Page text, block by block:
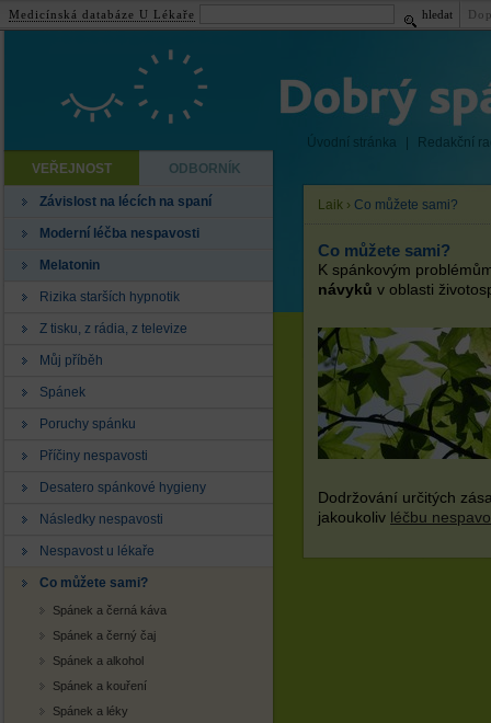
Úvodní stránka
Redakční
VEŘEJNOST
ODBORNÍK
Závislost na lécích na spaní
Moderní léčba nespavosti
Melatonin
Rizika starších hypnotik
Z tisku, z rádia, z televize
Můj příběh
Spánek
Poruchy spánku
Příčiny nespavosti
Desatero spánkové hygieny
Následky nespavosti
Nespavost u lékaře
Co můžete sami?
Spánek a černá káva
Spánek a černý čaj
Spánek a alkohol
Spánek a kouření
Spánek a léky
Laik › Co můžete sami?
Co můžete sami?
K spánkovým
návyků v oblasti
Dodržování určitých
jakoukoliv léčbu
Medicínská databáze U Lékaře hledat